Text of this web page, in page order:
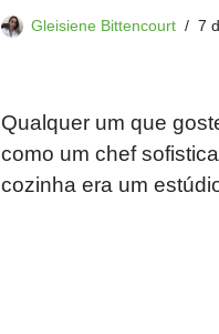
Gleisiene Bittencourt 7
Qualquer um que
como um chef
cozinha era um